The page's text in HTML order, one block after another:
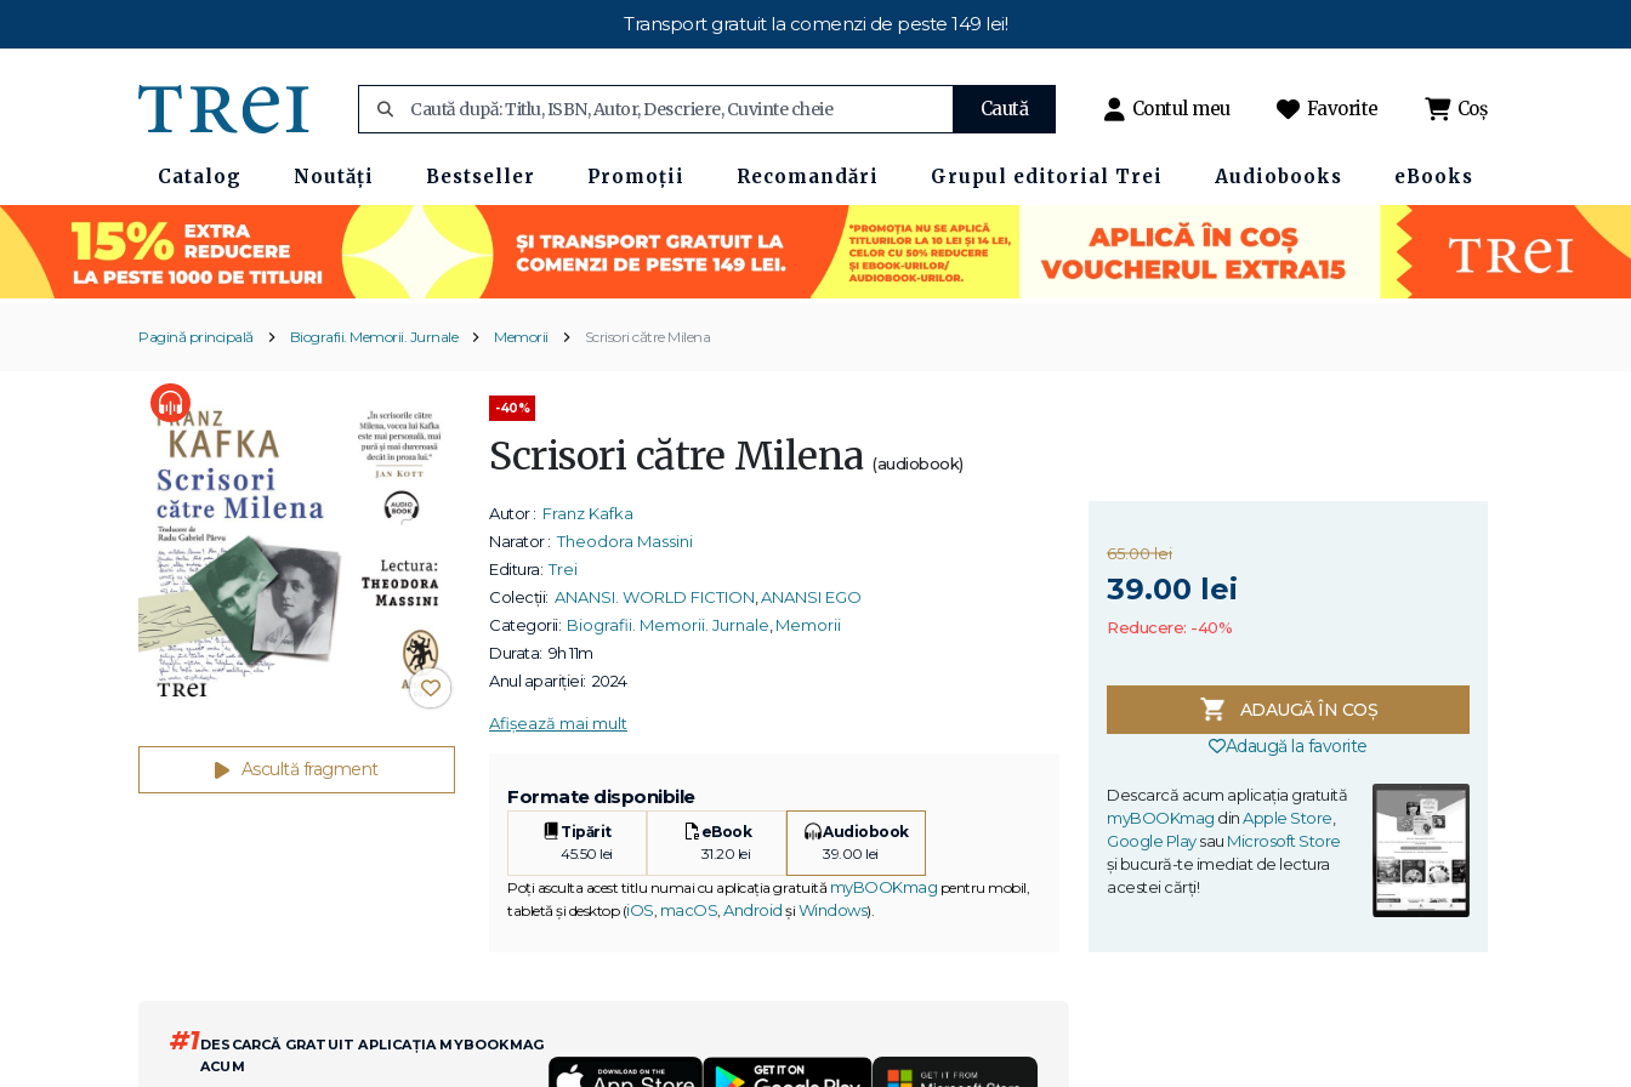
Transport gratuit la comenzi de peste 149 lei!
Caută Contul meu Favorite Coș
Catalog Noutăți Bestseller Promoții Recomandări Grupul editorial Trei Audiobooks eBooks
Pagină principală Biografii. Memorii. Jurnale Memorii Scrisori către Milena
Ascultă fragment
-40%
Scrisori către Milena (audiobook)
Autor : Franz Kafka
Narator : Theodora Massini
Editura: Trei
Colecții: ANANSI. WORLD FICTION ANANSI EGO
Categorii: Biografii. Memorii. Jurnale Memorii
Durata: 9h 11m
Anul apariției: 2024
Afișează mai mult
Formate disponibile
Tipărit
45.50 lei
eBook
31.20 lei
Audiobook
39.00 lei
Poți asculta acest titlu numai cu aplicația gratuită myBOOKmag pentru mobil,
tabletă și desktop (iOS, macOS, Android și Windows).
65.00 lei
39.00 lei
Reducere: -40%
ADAUGĂ ÎN COȘ
Adaugă la favorite
Descarcă acum aplicația gratuită
myBOOKmag dinApple Store
Google Playsau Microsoft Store
și bucură-te imediat de lectura
acestei cărți!
#1DESCARCĂ GRATUIT APLICAȚIA MYBOOKMAG
ACUM